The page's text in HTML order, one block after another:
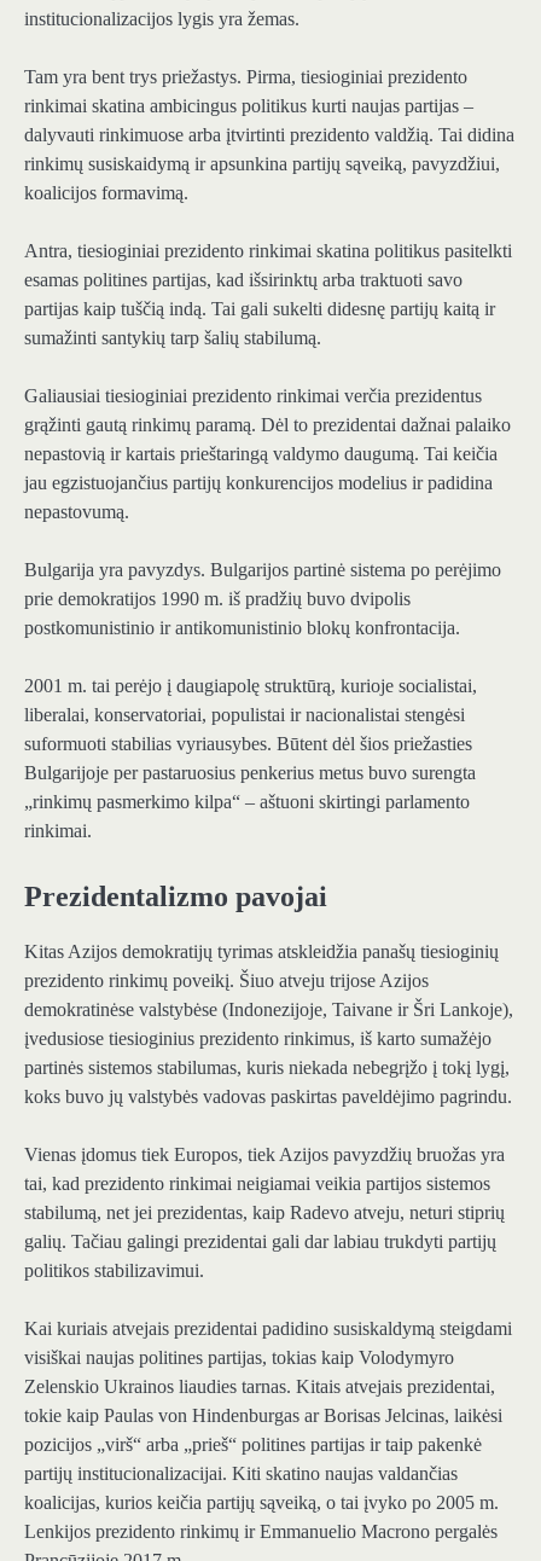
institucionalizacijos lygis yra žemas.
Tam yra bent trys priežastys. Pirma, tiesioginiai prezidento
rinkimai skatina ambicingus politikus kurti naujas partijas –
dalyvauti rinkimuose arba įtvirtinti prezidento valdžią. Tai didina
rinkimų susiskaidymą ir apsunkina partijų sąveiką, pavyzdžiui,
koalicijos formavimą.
Antra, tiesioginiai prezidento rinkimai skatina politikus pasitelkti
esamas politines partijas, kad išsirinktų arba traktuoti savo
partijas kaip tuščią indą. Tai gali sukelti didesnę partijų kaitą ir
sumažinti santykių tarp šalių stabilumą.
Galiausiai tiesioginiai prezidento rinkimai verčia prezidentus
grąžinti gautą rinkimų paramą. Dėl to prezidentai dažnai palaiko
nepastovią ir kartais prieštaringą valdymo daugumą. Tai keičia
jau egzistuojančius partijų konkurencijos modelius ir padidina
nepastovumą.
Bulgarija yra pavyzdys. Bulgarijos partinė sistema po perėjimo
prie demokratijos 1990 m. iš pradžių buvo dvipolis
postkomunistinio ir antikomunistinio blokų konfrontacija.
2001 m. tai perėjo į daugiapolę struktūrą, kurioje socialistai,
liberalai, konservatoriai, populistai ir nacionalistai stengėsi
suformuoti stabilias vyriausybes. Būtent dėl ​​šios priežasties
Bulgarijoje per pastaruosius penkerius metus buvo surengta
„rinkimų pasmerkimo kilpa“ – aštuoni skirtingi parlamento
rinkimai.
Prezidentalizmo pavojai
Kitas Azijos demokratijų tyrimas atskleidžia panašų tiesioginių
prezidento rinkimų poveikį. Šiuo atveju trijose Azijos
demokratinėse valstybėse (Indonezijoje, Taivane ir Šri Lankoje),
įvedusiose tiesioginius prezidento rinkimus, iš karto sumažėjo
partinės sistemos stabilumas, kuris niekada nebegrįžo į tokį lygį,
koks buvo jų valstybės vadovas paskirtas paveldėjimo pagrindu.
Vienas įdomus tiek Europos, tiek Azijos pavyzdžių bruožas yra
tai, kad prezidento rinkimai neigiamai veikia partijos sistemos
stabilumą, net jei prezidentas, kaip Radevo atveju, neturi stiprių
galių. Tačiau galingi prezidentai gali dar labiau trukdyti partijų
politikos stabilizavimui.
Kai kuriais atvejais prezidentai padidino susiskaldymą steigdami
visiškai naujas politines partijas, tokias kaip Volodymyro
Zelenskio Ukrainos liaudies tarnas. Kitais atvejais prezidentai,
tokie kaip Paulas von Hindenburgas ar Borisas Jelcinas, laikėsi
pozicijos „virš“ arba „prieš“ politines partijas ir taip pakenkė
partijų institucionalizacijai. Kiti skatino naujas valdančias
koalicijas, kurios keičia partijų sąveiką, o tai įvyko po 2005 m.
Lenkijos prezidento rinkimų ir Emmanuelio Macrono pergalės